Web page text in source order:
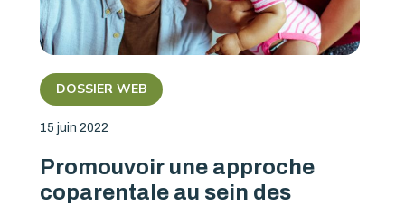
DOSSIER WEB
15 juin 2022
Promouvoir une approche
coparentale au sein des